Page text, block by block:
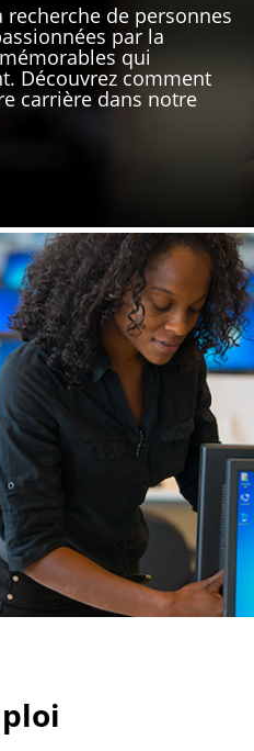
de personnes
par la
qui
Découvrez comment
carrière dans notre